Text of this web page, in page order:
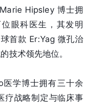
Hipsley 博士拥
眼科医生，其发明
首款 Er:Yag 微孔治
技术领先地位。
学博士拥有三十余
疗战略制定与临床事